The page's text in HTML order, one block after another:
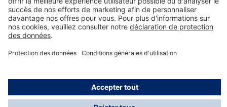
A propos de Dräger
Informations
*Les taxes et les frais d'expédition ne sont pas inclus